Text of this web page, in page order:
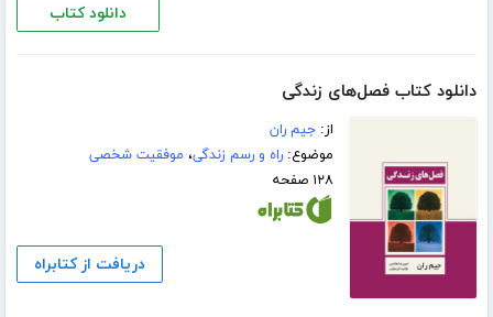
دانلود کتاب
دانلود کتاب فصل‌های زندگی
از:جیم ران
موضوع:راه و رسم زندگی، موفقیت شخصی
۱۲۸ صفحه
دریافت از کتابراه